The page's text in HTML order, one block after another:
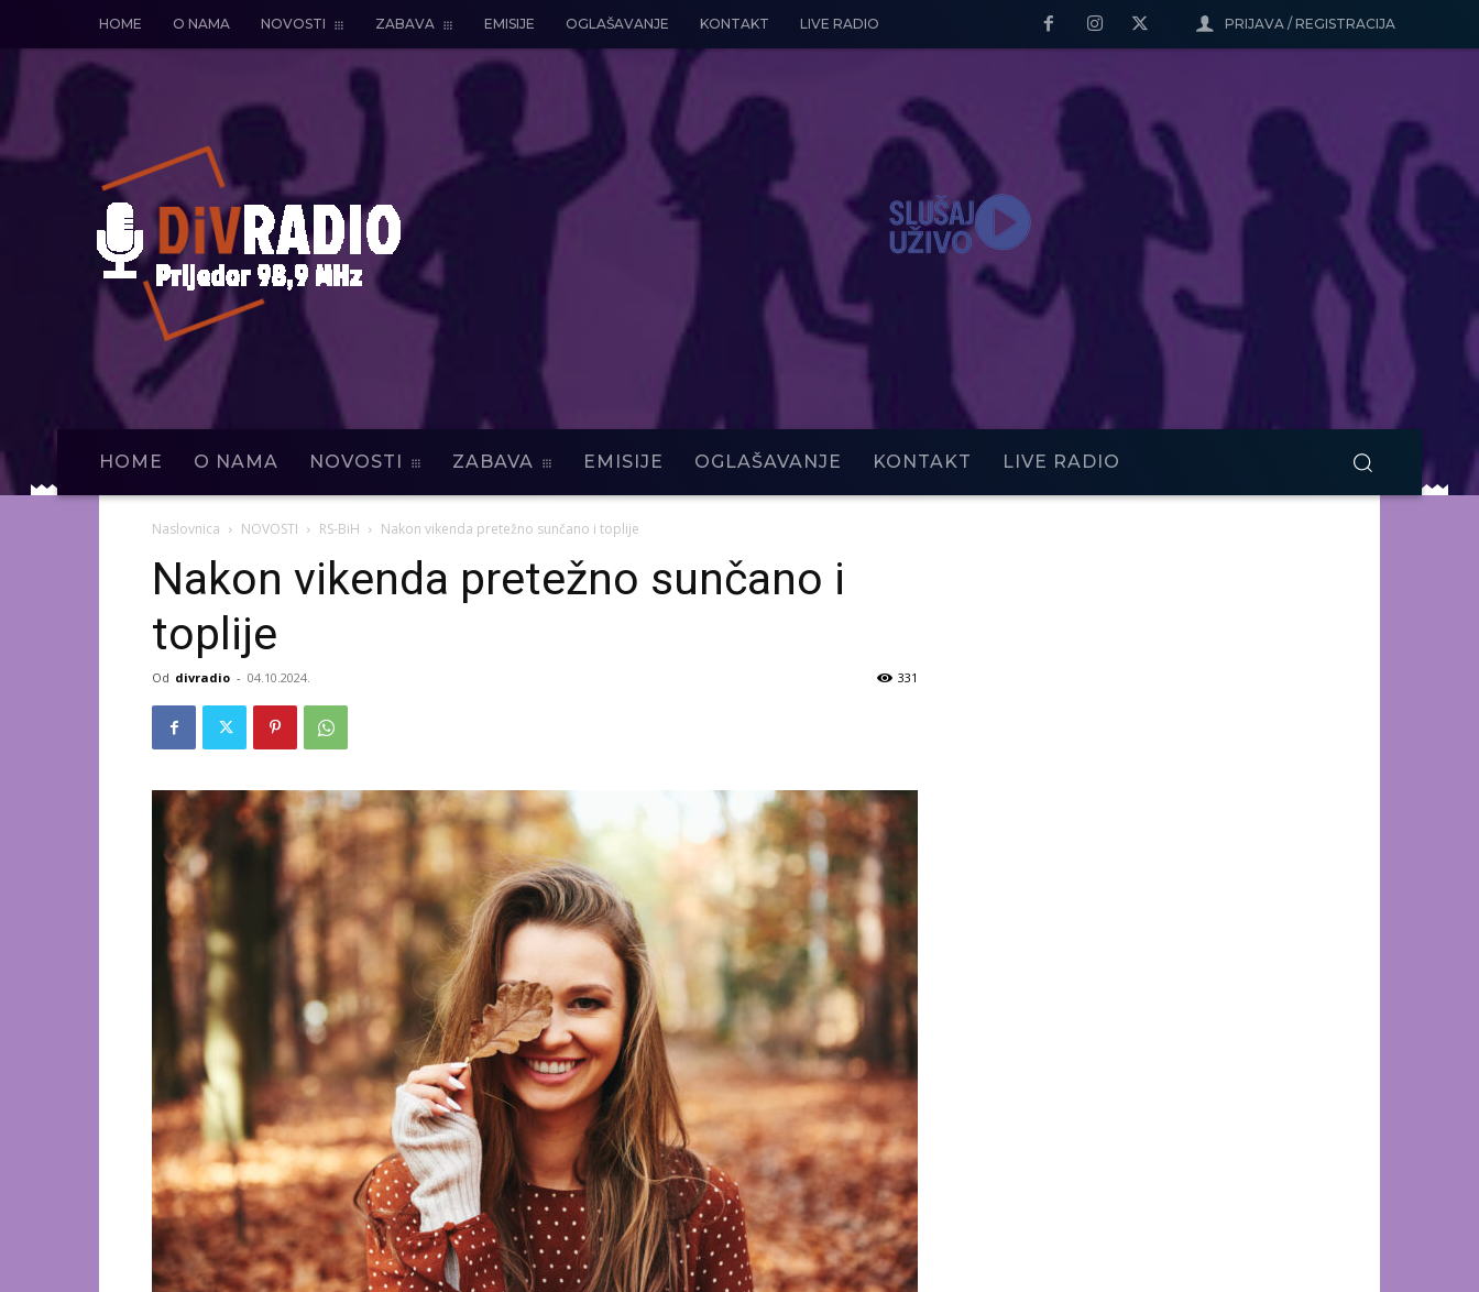
PRIJAVA / REGISTRACIJA
HOME O NAMA NOVOSTI ZABAVA EMISIJE OGLAŠAVANJE KONTAKT LIVE RADIO
HOME O NAMA NOVOSTI ZABAVA EMISIJE OGLAŠAVANJE KONTAKT LIVE RADIO
Naslovnica NOVOSTI RS-BiH Nakon vikenda pretežno sunčano i toplije
Nakon vikenda pretežno sunčano i
toplije
Od divradio - 04.10.2024. 331